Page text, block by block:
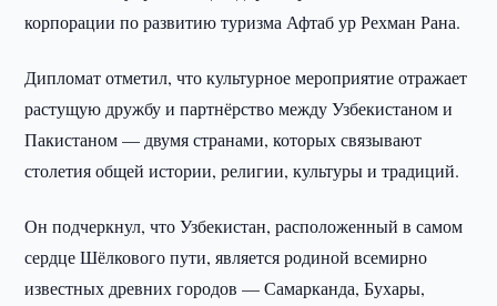
корпорации по развитию туризма Афтаб ур Рехман Рана.
Дипломат отметил, что культурное мероприятие отражает
растущую дружбу и партнёрство между Узбекистаном и
Пакистаном — двумя странами, которых связывают
столетия общей истории, религии, культуры и традиций.
Он подчеркнул, что Узбекистан, расположенный в самом
сердце Шёлкового пути, является родиной всемирно
известных древних городов — Самарканда, Бухары,